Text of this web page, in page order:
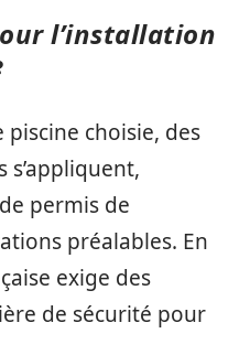
l’installation
choisie, des
permis de
préalables. En
exige des
de sécurité pour